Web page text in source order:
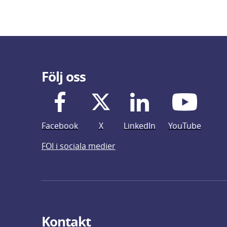
Följ oss
Facebook X LinkedIn
YouTube
FOI i sociala medier
Kontakt